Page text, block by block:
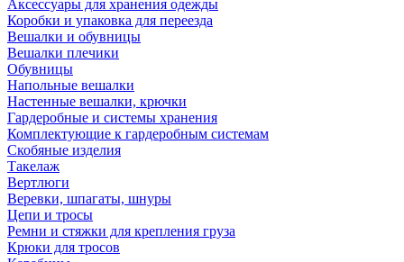
Аксессуары для хранения одежды
Коробки и упаковка для переезда
Вешалки и обувницы
Вешалки плечики
Обувницы
Напольные вешалки
Настенные вешалки, крючки
Гардеробные и системы хранения
Комплектующие к гардеробным системам
Скобяные изделия
Такелаж
Вертлюги
Веревки, шпагаты, шнуры
Цепи и тросы
Ремни и стяжки для крепления груза
Крюки для тросов